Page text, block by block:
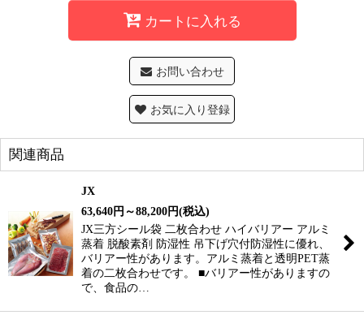
カートに入れる
お問い合わせ
お気に入り登録
関連商品
JX
63,640円 ～88,200円(税込)
JX三方シール袋 二枚合わせ ハイバリアー アルミ
蒸着 脱酸素剤 防湿性 吊下げ穴付防湿性に優れ、
バリアー性があります。アルミ蒸着と透明PET蒸
着の二枚合わせです。 ■バリアー性がありますの
で、食品の…